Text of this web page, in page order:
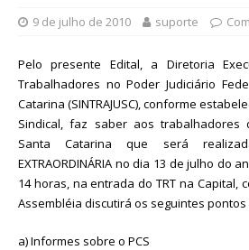
9 de julho de 2010 suporte
Pelo presente Edital, a Diretoria
Trabalhadores no Poder Judiciário
Catarina (SINTRAJUSC), conforme
Sindical, faz saber aos trabalhadores
Santa Catarina que será realizada
EXTRAORDINÁRIA no dia 13 de julho do
14 horas, na entrada do TRT na Capital,
Assembléia discutirá os seguintes
a) Informes sobre o PCS